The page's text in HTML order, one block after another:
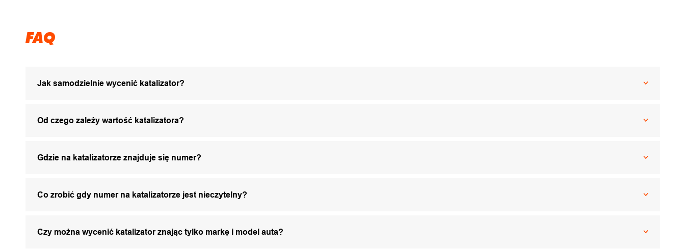
FAQ
Jak samodzielnie wycenić katalizator?
Od czego zależy wartość katalizatora?
Gdzie na katalizatorze znajduje się numer?
Co zrobić gdy numer na katalizatorze jest nieczytelny?
Czy można wycenić katalizator znając tylko markę i model auta?